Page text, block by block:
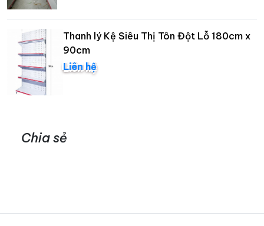
Thanh lý Kệ Siêu Thị Tôn Đột Lỗ 180cm x
90cm
Liên hệ
Chia sẻ